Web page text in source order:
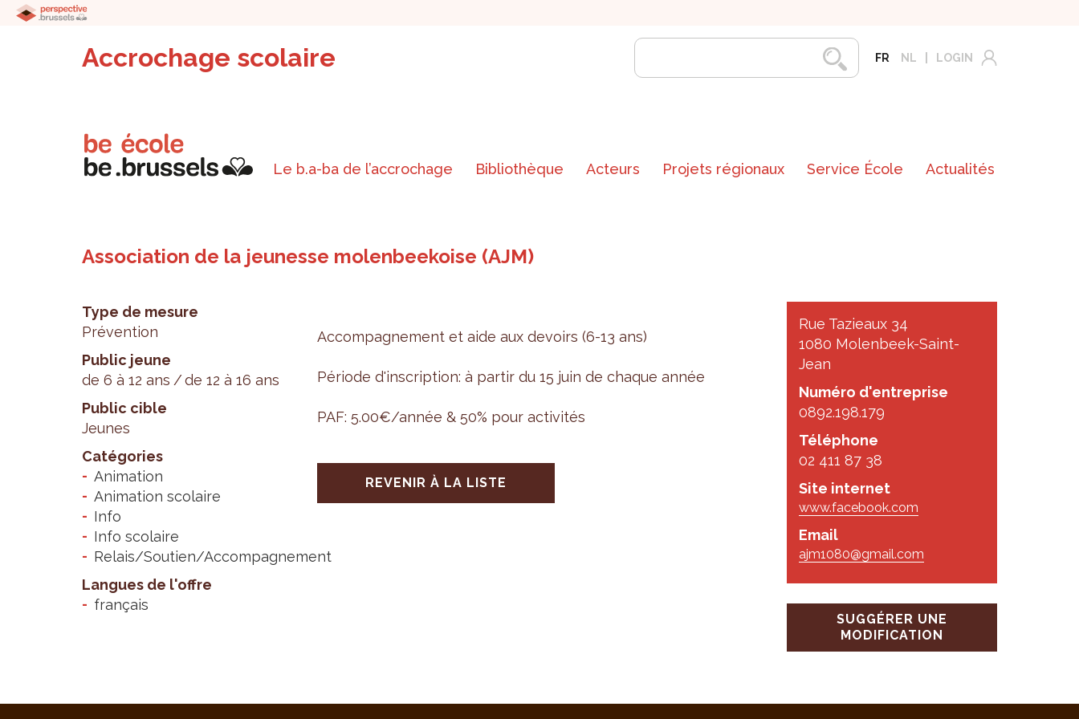
Accrochage scolaire FR NL LOGIN
Le b.a-ba de l’accrochage Bibliothèque Acteurs Projets régionaux Service École Actualités
Association de la jeunesse molenbeekoise (AJM)
Type de mesure
Prévention
Public jeune
de 6 à 12 ans
de 12 à 16 ans
Public cible
Jeunes
Catégories
Animation
Animation scolaire
Info
Info scolaire
Relais/Soutien/Accompagnement
Langues de l'offre
français
Rue Tazieaux 34
1080 Molenbeek-Saint-
Jean
Numéro d'entreprise
0892.198.179
Téléphone
02 411 87 38
Site internet
www.facebook.com
Email
ajm1080@gmail.com
SUGGÉRER UNE
MODIFICATION
Accom­pa­gne­ment et aide aux devoirs (6-13 ans)
Période d'ins­crip­tion: à par­tir du 15 juin de chaque année
PAF: 5.00€/année & 50% pour acti­vi­tés
REVENIR À LA LISTE